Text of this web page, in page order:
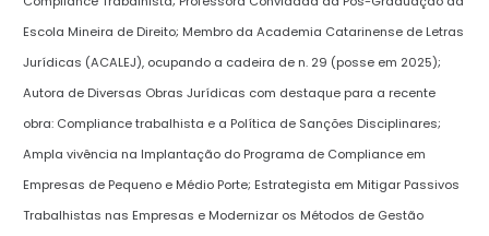
Escola Mineira de Direito; Membro da Academia Catarinense de Letras
Jurídicas (ACALEJ), ocupando a cadeira de n. 29 (posse em 2025);
Autora de Diversas Obras Jurídicas com destaque para a recente
obra: Compliance trabalhista e a Política de Sanções Disciplinares;
Ampla vivência na Implantação do Programa de Compliance em
Empresas de Pequeno e Médio Porte; Estrategista em Mitigar Passivos
Trabalhistas nas Empresas e Modernizar os Métodos de Gestão